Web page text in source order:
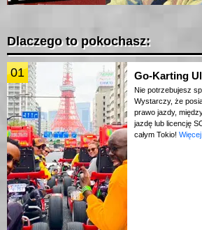
Dlaczego to pokochasz:
01 Go-Karting
Nie potrzebujesz
Wystarczy, że
prawo jazdy,
jazdę lub licencję
całym Tokio!